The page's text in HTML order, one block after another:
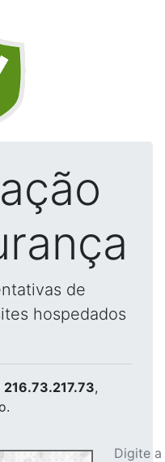
de
hospedados
216.73.217.73,
Digite